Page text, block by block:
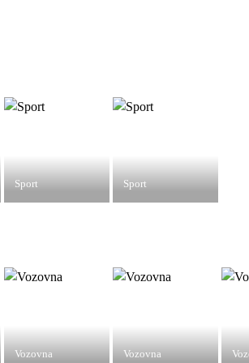
Sport Sport
Vozovna Vozovna